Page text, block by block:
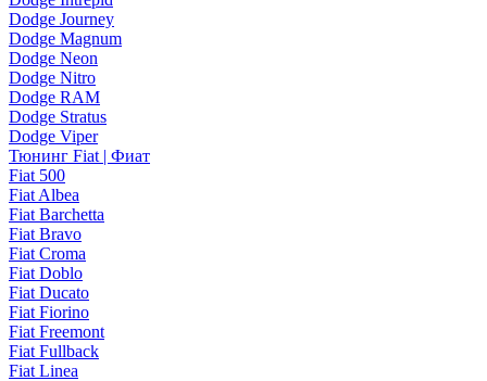
Dodge Journey
Dodge Magnum
Dodge Neon
Dodge Nitro
Dodge RAM
Dodge Stratus
Dodge Viper
Тюнинг Fiat | Фиат
Fiat 500
Fiat Albea
Fiat Barchetta
Fiat Bravo
Fiat Croma
Fiat Doblo
Fiat Ducato
Fiat Fiorino
Fiat Freemont
Fiat Fullback
Fiat Linea